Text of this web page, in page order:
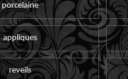
porcelaine
appliques
reveils